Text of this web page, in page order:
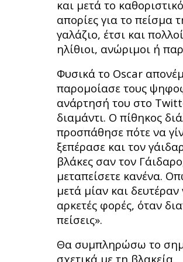
και μετά το
απορίες για το πείσμα
γαλάζιο, έτσι και
ηλίθιοι, ανώριμοι ή
Φυσικά το Oscar
παρομοίασε τους
ανάρτησή του στο
διαμάντι. Ο πίθηκος
προσπάθησε πότε να
ξεπέρασε και τον
βλάκες σαν τον
μεταπείσετε κανένα.
μετά μίαν και
αρκετές φορές, όταν
πείσεις».
Θα συμπληρώσω το
σχετικά με τη βλακεία.